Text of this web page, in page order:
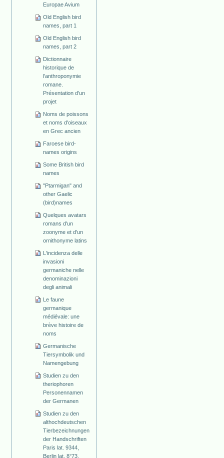
Europae Avium
Old English bird
names, part 1
Old English bird
names, part 2
Dictionnaire
historique de
l'anthroponymie
romane.
Présentation d'un
projet
Noms de poissons
et noms d'oiseaux
en Grec ancien
Faroese bird-
names origins
Some British bird
names
"Ptarmigan" and
other Gaelic
(bird)names
Quelques avatars
romans d'un
zoonyme et d'un
ornithonyme latins
L'incidenza delle
invasioni
germaniche nelle
denominazioni
degli animali
Le faune
germanique
médiévale: une
brève histoire de
noms
Germanische
Tiersymbolik und
Namengebung
Studien zu den
theriophoren
Personennamen
der Germanen
Studien zu den
althochdeutschen
Tierbezeichnungen
der Handschriften
Paris lat. 9344,
Berlin lat. 8°73,